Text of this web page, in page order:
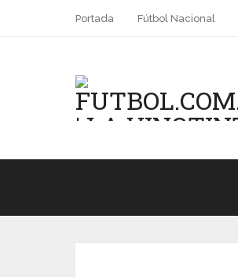
Portada Fútbol Nacional